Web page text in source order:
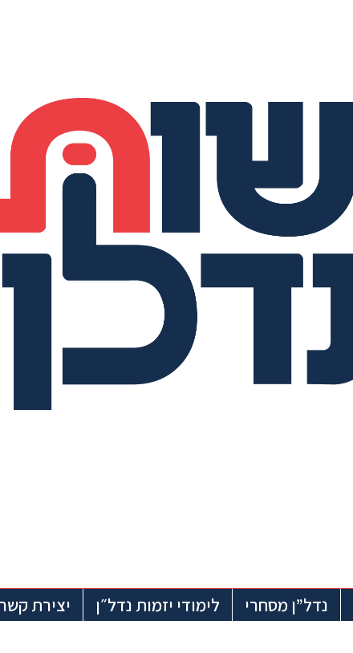
נדל”ן מסחרי לימודי יזמות נדל״ן יצירת קשר